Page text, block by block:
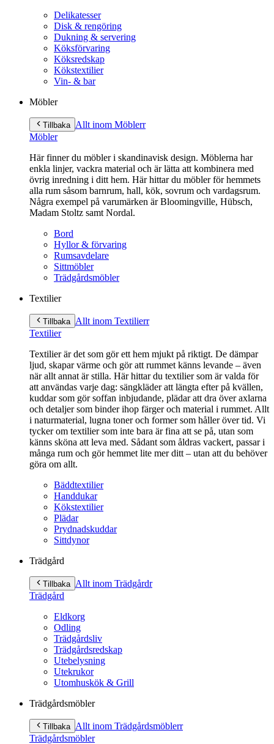
Delikatesser
Disk & rengöring
Dukning & servering
Köksförvaring
Köksredskap
Kökstextilier
Vin- & bar
Möbler
Tillbaka Allt inom Möblerr
Möbler
Här finner du möbler i skandinavisk design. Möblerna har
enkla linjer, vackra material och är lätta att kombinera med
övrig inredning i ditt hem. Här hittar du möbler för hemmets
alla rum såsom barnrum, hall, kök, sovrum och vardagsrum.
Några exempel på varumärken är Bloomingville, Hübsch,
Madam Stoltz samt Nordal.
Bord
Hyllor & förvaring
Rumsavdelare
Sittmöbler
Trädgårdsmöbler
Textilier
Tillbaka Allt inom Textilierr
Textilier
Textilier är det som gör ett hem mjukt på riktigt. De dämpar
ljud, skapar värme och gör att rummet känns levande – även
när allt annat är stilla. Här hittar du textilier som är valda för
att användas varje dag: sängkläder att längta efter på kvällen,
kuddar som gör soffan inbjudande, plädar att dra över axlarna
och detaljer som binder ihop färger och material i rummet. Allt
i naturmaterial, lugna toner och former som håller över tid. Vi
tycker om textilier som inte bara är fina att se på, utan som
känns sköna att leva med. Sådant som åldras vackert, passar i
många rum och gör hemmet lite mer ditt – utan att du behöver
göra om allt.
Bäddtextilier
Handdukar
Kökstextilier
Plädar
Prydnadskuddar
Sittdynor
Trädgård
Tillbaka Allt inom Trädgårdr
Trädgård
Eldkorg
Odling
Trädgårdsliv
Trädgårdsredskap
Utebelysning
Utekrukor
Utomhuskök & Grill
Trädgårdsmöbler
Tillbaka Allt inom Trädgårdsmöblerr
Trädgårdsmöbler